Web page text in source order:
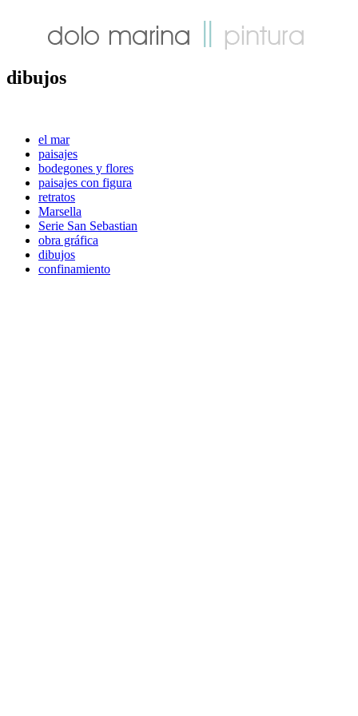
dibujos
el mar
paisajes
bodegones y flores
paisajes con figura
retratos
Marsella
Serie San Sebastian
obra gráfica
dibujos
confinamiento